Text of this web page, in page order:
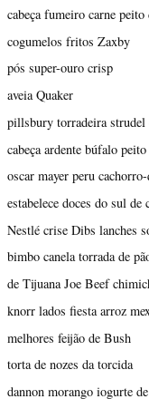
cabeça fumeiro carne
cogumelos fritos Zaxby
pós super-ouro crisp
aveia Quaker
pillsbury torradeira strudel
cabeça ardente búfalo
oscar mayer peru
estabelece doces do sul
Nestlé crise Dibs lanches
bimbo canela torrada de
de Tijuana Joe Beef
knorr lados fiesta arroz
melhores feijão de Bush
torta de nozes da torcida
dannon morango iogurte